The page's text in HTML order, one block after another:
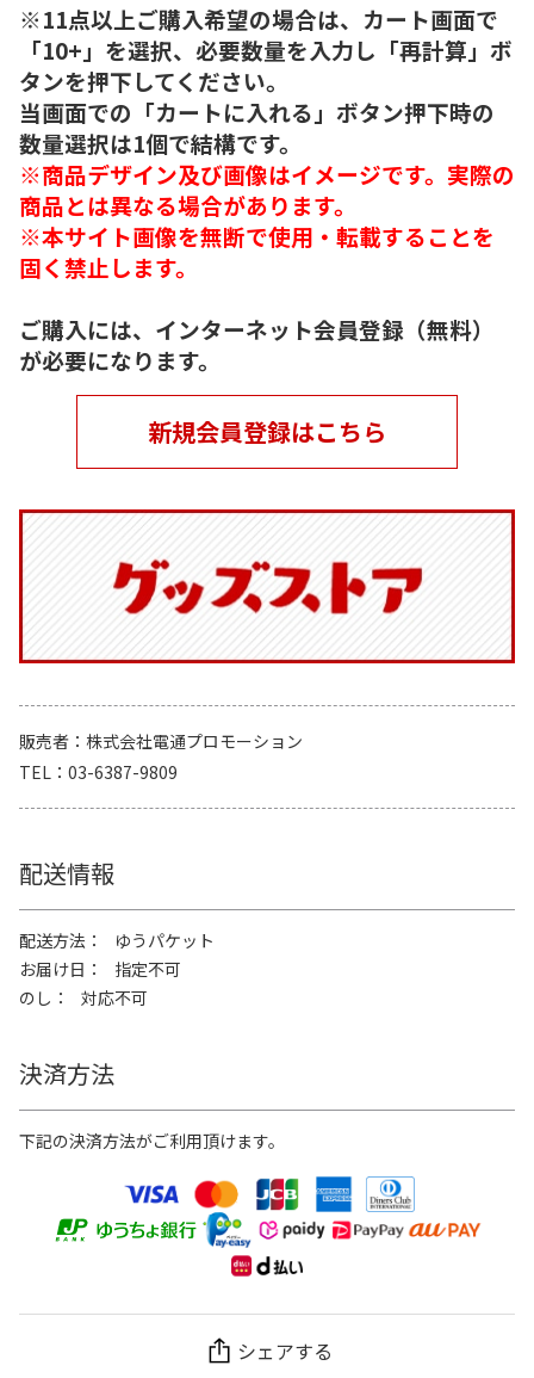
※11点以上ご購入希望の場合は、カート画面で
「10+」を選択、必要数量を入力し「再計算」ボ
タンを押下してください。
当画面での「カートに入れる」ボタン押下時の
数量選択は1個で結構です。
※商品デザイン及び画像はイメージです。実際の
商品とは異なる場合があります。
※本サイト画像を無断で使用・転載することを
固く禁止します。
ご購入には、インターネット会員登録（無料）
が必要になります。
新規会員登録はこちら
販売者
株式会社電通プロモーション
TEL
03-6387-9809
配送情報
配送方法
ゆうパケット
お届け日
指定不可
のし
対応不可
決済方法
下記の決済方法がご利用頂けます。
シェアする